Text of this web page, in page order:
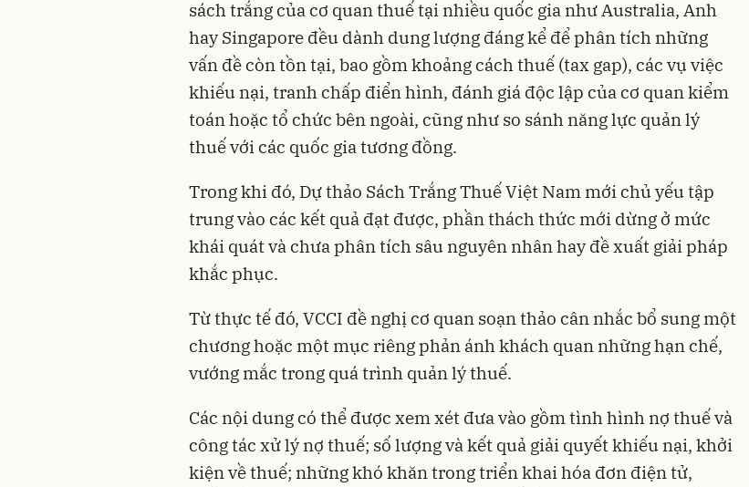
sách trắng của cơ quan thuế tại nhiều quốc gia như Australia, Anh
hay Singapore đều dành dung lượng đáng kể để phân tích những
vấn đề còn tồn tại, bao gồm khoảng cách thuế (tax gap), các vụ việc
khiếu nại, tranh chấp điển hình, đánh giá độc lập của cơ quan kiểm
toán hoặc tổ chức bên ngoài, cũng như so sánh năng lực quản lý
thuế với các quốc gia tương đồng.
Trong khi đó, Dự thảo Sách Trắng Thuế Việt Nam mới chủ yếu tập
trung vào các kết quả đạt được, phần thách thức mới dừng ở mức
khái quát và chưa phân tích sâu nguyên nhân hay đề xuất giải pháp
khắc phục.
Từ thực tế đó, VCCI đề nghị cơ quan soạn thảo cân nhắc bổ sung một
chương hoặc một mục riêng phản ánh khách quan những hạn chế,
vướng mắc trong quá trình quản lý thuế.
Các nội dung có thể được xem xét đưa vào gồm tình hình nợ thuế và
công tác xử lý nợ thuế; số lượng và kết quả giải quyết khiếu nại, khởi
kiện về thuế; những khó khăn trong triển khai hóa đơn điện tử,